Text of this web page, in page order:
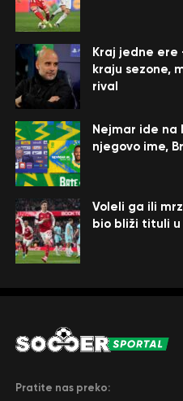
Kraj jedne ere
kraju sezone,
rival
Nejmar ide na
njegovo ime,
Voleli ga ili
bio bliži tituli u
Pratite nas preko: